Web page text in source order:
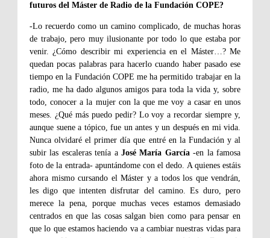
futuros del Máster de Radio de la Fundación COPE?
-Lo recuerdo como un camino complicado, de muchas horas
de trabajo, pero muy ilusionante por todo lo que estaba por
venir. ¿Cómo describir mi experiencia en el Máster…? Me
quedan pocas palabras para hacerlo cuando haber pasado ese
tiempo en la Fundación COPE me ha permitido trabajar en la
radio, me ha dado algunos amigos para toda la vida y, sobre
todo, conocer a la mujer con la que me voy a casar en unos
meses. ¿Qué más puedo pedir? Lo voy a recordar siempre y,
aunque suene a tópico, fue un antes y un después en mi vida.
Nunca olvidaré el primer día que entré en la Fundación y al
subir las escaleras tenía a José María García-en la famosa
foto de la entrada- apuntándome con el dedo. A quienes estáis
ahora mismo cursando el Máster y a todos los que vendrán,
les digo que intenten disfrutar del camino. Es duro, pero
merece la pena, porque muchas veces estamos demasiado
centrados en que las cosas salgan bien como para pensar en
que lo que estamos haciendo va a cambiar nuestras vidas para